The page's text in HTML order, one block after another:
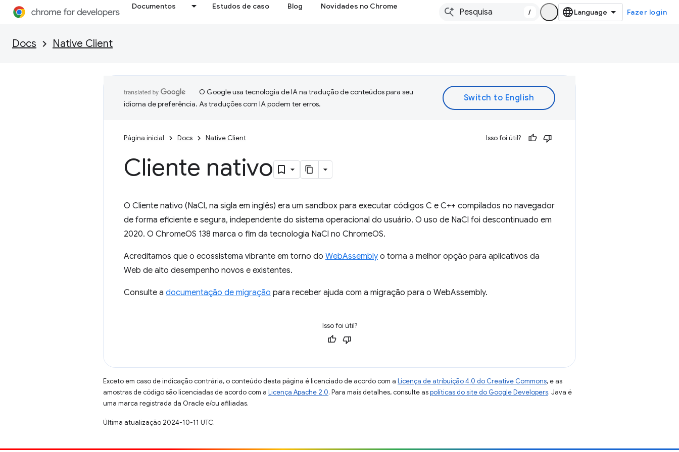
Documentos Estudos de caso Blog Novidades no Chrome
/ Fazer login
Docs Native Client
O Google usa tecnologia de IA na tradução de conteúdos para seu
idioma de preferência. As traduções com IA podem ter erros.
Página inicial Docs Native Client Isso foi útil?
Cliente nativo
O Cliente nativo (NaCl, na sigla em inglês) era um sandbox para executar códigos C e C++ compilados no navegador
de forma eficiente e segura, independente do sistema operacional do usuário. O uso de NaCl foi descontinuado em
2020. O ChromeOS 138 marca o fim da tecnologia NaCl no ChromeOS.
Acreditamos que o ecossistema vibrante em torno do WebAssembly o torna a melhor opção para aplicativos da
Web de alto desempenho novos e existentes.
Consulte a documentação de migração para receber ajuda com a migração para o WebAssembly.
Isso foi útil?
Exceto em caso de indicação contrária, o conteúdo desta página é licenciado de acordo com a Licença de atribuição 4.0 do Creative Commons, e as
amostras de código são licenciadas de acordo com a Licença Apache 2.0. Para mais detalhes, consulte aspolíticas do site do Google Developers. Java é
uma marca registrada da Oracle e/ou afiliadas.
Última atualização 2024-10-11 UTC.